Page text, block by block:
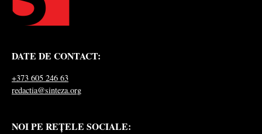
DATE DE CONTACT:
+373 605 246 63
redactia@sinteza.org
NOI PE REȚELE SOCIALE: